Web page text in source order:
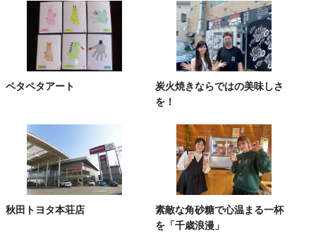
ペタペタアート
炭火焼きならではの美味しさ
を！
秋田トヨタ本荘店
素敵な角砂糖で心温まる一杯
を「千歳浪漫」